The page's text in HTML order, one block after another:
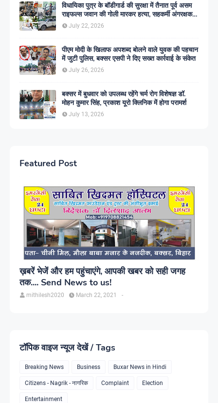
विधायिका पुत्र के बॉडीगार्ड की सुरक्षा में तैनात पूर्व असम
राइफल्स जवान की गोली मारकर हत्या, सहकर्मी अंगरक्षक
गिरफ्तार
July 22, 2026
पीएम मोदी के खिलाफ अपशब्द बोलने वाले युवक की पहचान
में जुटी पुलिस, बक्सर एसपी ने दिए सख्त कार्रवाई के संकेत
July 26, 2026
बक्सर में बुधवार को उपलब्ध रहेंगे चर्म रोग विशेषज्ञ डॉ.
मोहन कुमार सिंह, प्रकाश यूरो क्लिनिक में होगा परामर्श
July 13, 2026
Featured Post
ख़बरें भेजें और हम पहुंचाएंगे, आपकी खबर को सही जगह
तक.... Send News to us!
mithilesh2020 -
March 22, 2021
टॉपिक वाइज न्यूज देखें / Tags
Breaking News Business Buxar News in Hindi
Citizens - Nagrik - नागरिक Complaint Election
Entertainment